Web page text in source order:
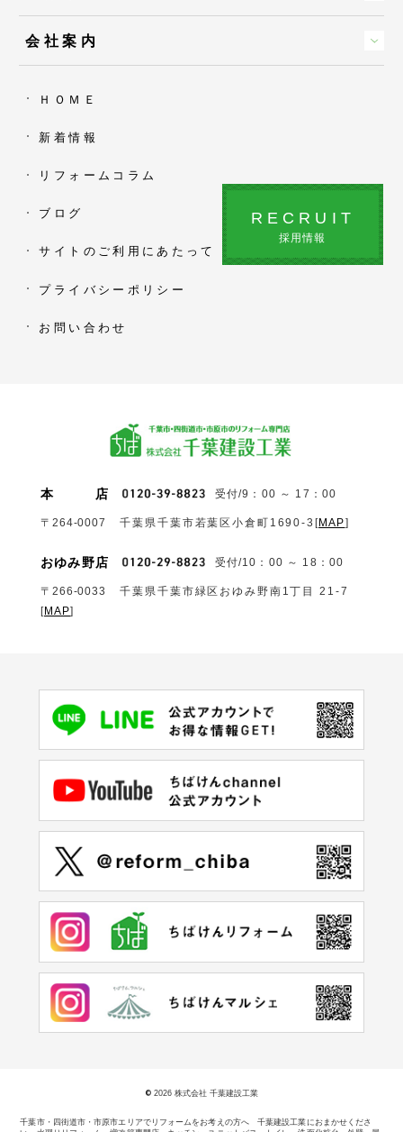
会社案内
ＨＯＭＥ
新着情報
リフォームコラム
ブログ
サイトのご利用にあたって
プライバシーポリシー
お問い合わせ
RECRUIT
採用情報
本 店 受付/9：00 ～ 17：00
〒264-0007 千葉県千葉市若葉区小倉町1690‐3 [MAP]
おゆみ野店 受付/10：00 ～ 18：00
〒266-0033
千葉県千葉市緑区おゆみ野南1丁目 21-7
[MAP]
千葉市・四街道市・市原市エリアでリフォームをお考えの方へ 千葉建設工業におまかせくださ
© 2026 株式会社 千葉建設工業